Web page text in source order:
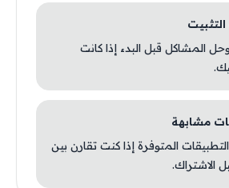
وحل المشاكل قبل البدء إذا كانت
المتوفرة إذا كنت تقارن بين
الاشتراك.